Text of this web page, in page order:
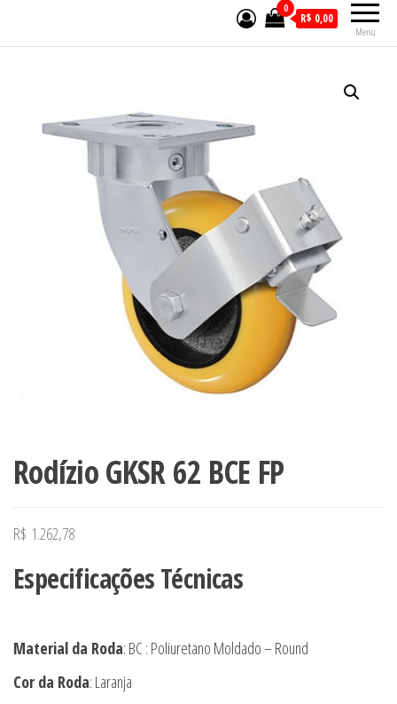
Menu
0
R$ 0,00
Rodízio GKSR 62 BCE FP
R$ 1.262,78
Especificações Técnicas
Material da Roda: BC : Poliuretano Moldado – Round
Cor da Roda: Laranja